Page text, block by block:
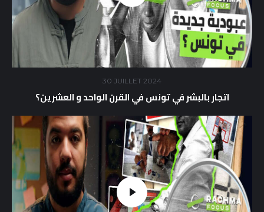
30 JUILLET 2024
اتجار بالبشر في تونس في القرن الواحد و العشرين؟